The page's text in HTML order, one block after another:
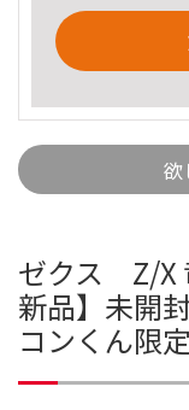
欲
ゼクス Z/X
新品】未開
コンくん限